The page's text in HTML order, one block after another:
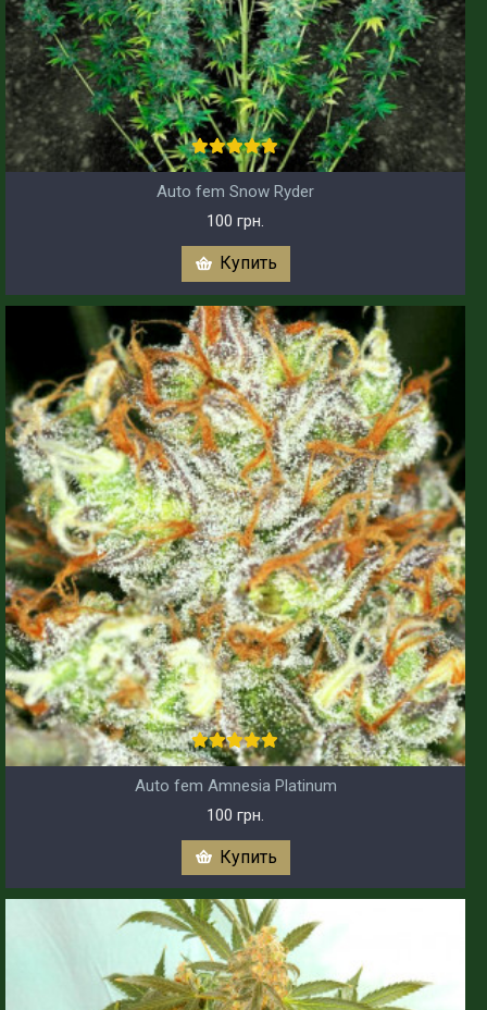
Auto fem Snow Ryder
100 грн.
Купить
Auto fem Amnesia Platinum
100 грн.
Купить